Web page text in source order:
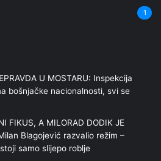
1
U MOSTARU: Inspekcija
bošnjačke nacionalnosti, svi se
FIKUS, A MILORAD DODIK JE
Blagojević razvalio režim –
samo slijepo roblje